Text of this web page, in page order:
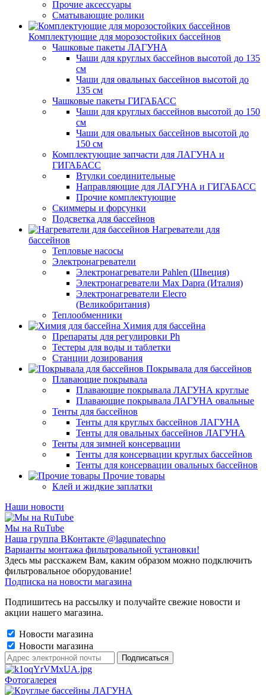
Прочие аксессуары
Сматывающие ролики
Комплектующие для морозостойких бассейнов
Чашковые пакеты ЛАГУНА
Чаши для круглых бассейнов высотой до 135
см
Чаши для овальных бассейнов высотой до
135 см
Чашковые пакеты ГИГАБАСС
Чаши для круглых бассейнов высотой до 150
см
Чаши для овальных бассейнов высотой до
150 см
Комплектующие запчасти для ЛАГУНА и
ГИГАБАСС
Втулки соединительные
Направляющие для ЛАГУНА и ГИГАБАСС
Прочие комплектующие
Скиммеры и форсунки
Подсветка для бассейнов
Нагреватели для
бассейнов
Тепловые насосы
Электронагреватели
Электронагреватели Pahlen (Швеция)
Электронагреватели Max Dapra (Италия)
Электронагреватели Elecro
(Великобритания)
Теплообменники
Химия для бассейна
Препараты для регулировки Ph
Тестеры для воды и таблетки
Станции дозирования
Покрывала для бассейнов
Плавающие покрывала
Плавающие покрывала ЛАГУНА круглые
Плавающие покрывала ЛАГУНА овальные
Тенты для бассейнов
Тенты для круглых бассейнов ЛАГУНА
Тенты для овальных бассейнов ЛАГУНА
Тенты для зимней консервации
Тенты для консервации круглых бассейнов
Тенты для консервации овальных бассейнов
Прочие товары
Клей и жидкие заплатки
Наши новости
Мы на RuTube
Наша группа ВКонтакте @lagunatechno
Варианты монтажа фильтровальной установки!
Здесь мы расскажем Вам, каким образом можно подключить
фильтровальное оборудование!
Подписка на новости магазина
Подпишитесь на рассылку и получайте свежие новости и
акции нашего магазина.
Новости магазина
Новости магазина
Фотогалерея